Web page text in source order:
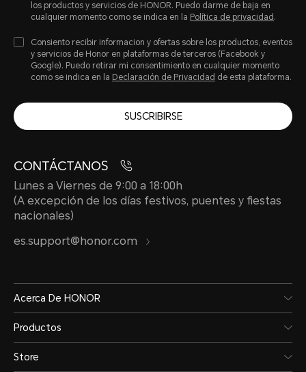
los productos y servicios de HONOR. Puedo darme de baja en
cualquier momento como se indica en la Política de privacidad .
Consiento recibir informacion y ofertas sobre los productos, eventos
y servicios de Honor en plataformas de terceros (Facebook y
Google). Puedo retirar mi consentimiento en cualquier momento
como se indica en la Declaración de Privacidad de esta plataforma.
SUSCRIBIRSE
CONTÁCTANOS
Lunes a Viernes de 9:00 a 18:00h
(A excepción de los días festivos, puentes y fiestas
nacionales)
es.support@honor.com
Acerca De HONOR
Productos
Store